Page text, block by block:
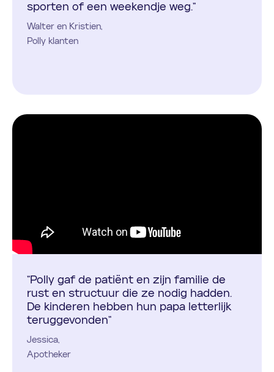
sporten of een weekendje weg."
Walter en Kristien,
Polly klanten
"Polly gaf de patiënt en zijn familie de
rust en structuur die ze nodig hadden.
De kinderen hebben hun papa letterlijk
teruggevonden"
Jessica,
Apotheker